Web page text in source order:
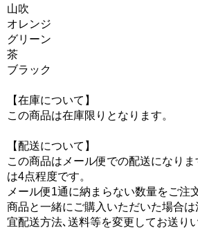
山吹
オレンジ
グリーン
茶
ブラック
【在庫について】
この商品は在庫限りとなります。
【配送について】
この商品はメール便での配送になり
は4点程度です。
メール便1通に納まらない数量をご注
商品と一緒にご購入いただいた場合
宜配送方法､送料等を変更してお送り